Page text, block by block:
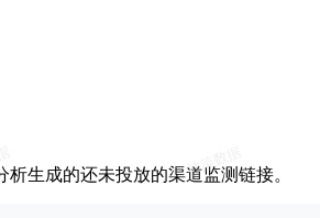
生成的还未投放的渠道监测链接。